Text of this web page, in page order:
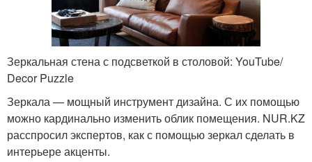
Зеркальная стена с подсветкой в столовой: YouTube/
Decor Puzzle
Зеркала — мощный инструмент дизайна. С их помощью
можно кардинально изменить облик помещения. NUR.KZ
расспросил экспертов, как с помощью зеркал сделать в
интерьере акценты.